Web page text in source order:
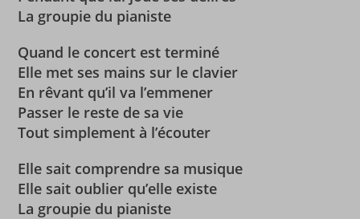
La groupie du pianiste
Quand le concert est terminé
Elle met ses mains sur le clavier
En rêvant qu’il va l’emmener
Passer le reste de sa vie
Tout simplement à l’écouter
Elle sait comprendre sa musique
Elle sait oublier qu’elle existe
La groupie du pianiste